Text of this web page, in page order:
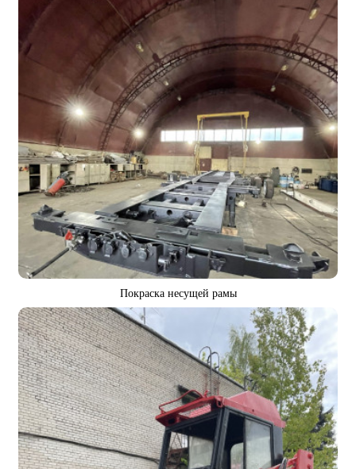
Покраска несущей рамы